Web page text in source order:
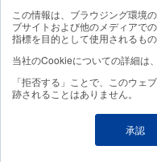
この情報は、ブラウジング環境
ブサイトおよび他のメディアで
指標を目的として使用されるもの
当社のCookieについての詳細は、
「拒否する」ことで、このウェ
跡されることはありません。
承認
ストの最適化を行え
には4種類のストレー
じて自動で適切なク
最小限のコストでデ